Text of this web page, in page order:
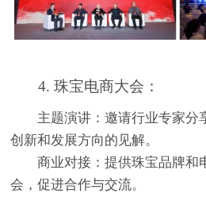
4. 珠宝电商大会：
主题演讲：邀请行业专家分
创新和发展方向的见解。
商业对接：提供珠宝品牌和
会，促进合作与交流。